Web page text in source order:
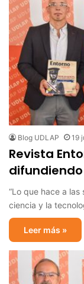
Blog UDLAP 19
Revista
“Lo que hace a
ciencia y la
Leer más »